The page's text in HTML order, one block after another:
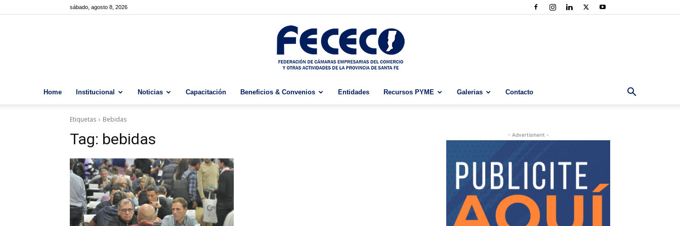
sábado, agosto 8, 2026
Home Institucional Noticias Capacitación Beneficios & Convenios Entidades Recursos PYME Galerias Contacto
Etiquetas Bebidas
Tag: bebidas - Advertisment -